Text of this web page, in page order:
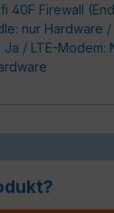
40F Firewall
nur Hardware /
Ja / LTE-Modem: